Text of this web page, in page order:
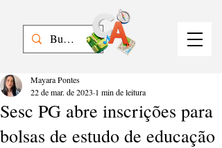
Sesc PG abre inscrições para
bolsas de estudo de educação
Mayara Pontes
22 de mar. de 2023 1 min de leitura